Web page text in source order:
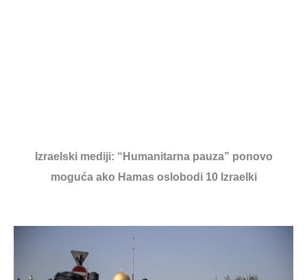
Izraelski mediji: “Humanitarna pauza” ponovo
moguća ako Hamas oslobodi 10 Izraelki